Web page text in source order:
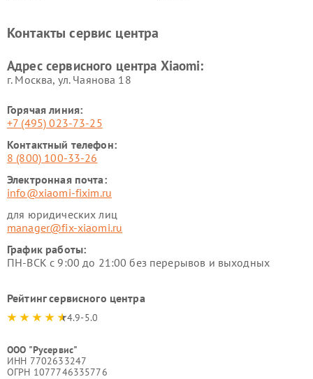
Ремонт стиральных машин
Ремонт смарт-часов Xiaomi
Контакты сервис центра
Адрес сервисного центра Xiaomi:
г. Москва, ул. Чаянова 18
Горячая линия:
+7 (495) 023-73-25
Контактный телефон:
8 (800) 100-33-26
Электронная почта:
info@xiaomi-fixim.ru
для юридических лиц
manager@fix-xiaomi.ru
График работы:
ПН-ВСК с 9:00 до 21:00 без перерывов и выходных
Рейтинг сервисного центра
4.9-5.0
ООО "Русервис"
ИНН 7702633247
ОГРН 1077746335776